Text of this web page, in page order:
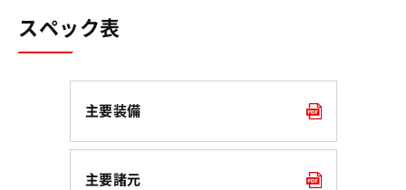
スペック表
主要装備
主要諸元